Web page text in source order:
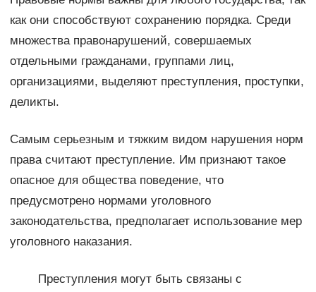
как они способствуют сохранению порядка. Среди
множества правонарушений, совершаемых
отдельными гражданами, группами лиц,
организациями, выделяют преступления, проступки,
деликты.
Самым серьезным и тяжким видом нарушения норм
права считают преступление. Им признают такое
опасное для общества поведение, что
предусмотрено нормами уголовного
законодательства, предполагает использование мер
уголовного наказания.
Преступления могут быть связаны с